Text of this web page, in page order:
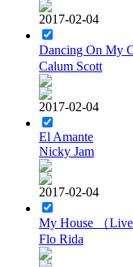
2017-02-04
Dancing On My
Calum Scott
2017-02-04
El Amante
Nicky Jam
2017-02-04
My House （Live
Flo Rida